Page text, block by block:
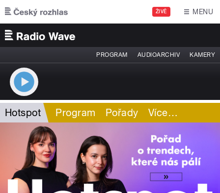
Přejít k hlavnímu obsahu
ŽIVĚ MENU
PROGRAM AUDIOARCHIV KAMERY
Hotspot Program Pořady Více…